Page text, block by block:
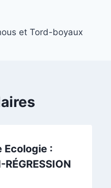
et Tord-boyaux
Ecologie :